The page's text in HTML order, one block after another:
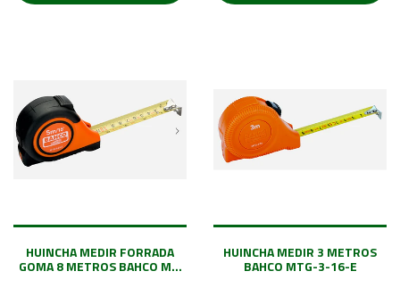
HUINCHA MEDIR FORRADA
GOMA 8 METROS BAHCO M...
HUINCHA MEDIR 3 METROS
BAHCO MTG-3-16-E